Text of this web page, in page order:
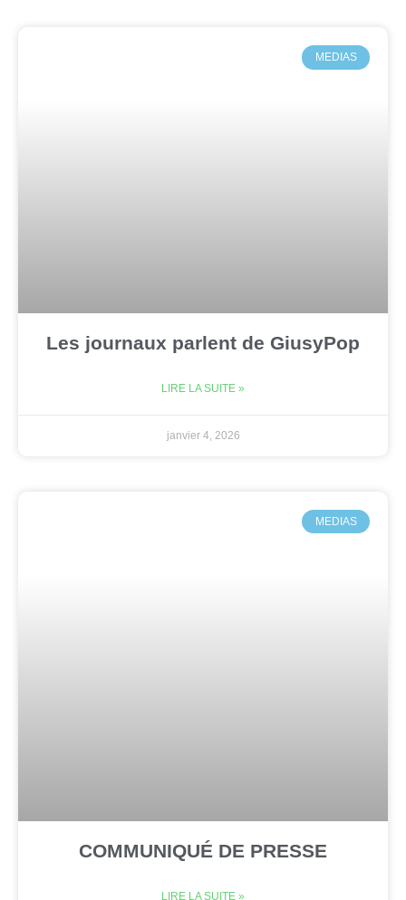
MEDIAS
Les journaux parlent de GiusyPop
LIRE LA SUITE »
janvier 4, 2026
MEDIAS
COMMUNIQUÉ DE PRESSE
LIRE LA SUITE »